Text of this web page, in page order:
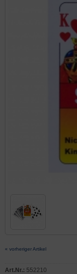
« vorheriger Artikel
Art.Nr.: 552210